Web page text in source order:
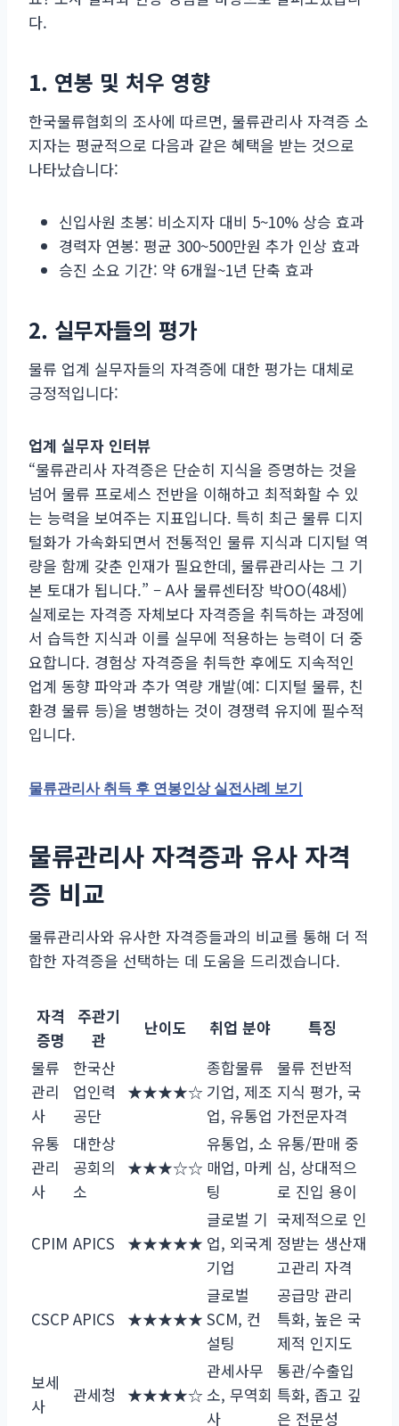
다.
1. 연봉 및 처우 영향
한국물류협회의 조사에 따르면, 물류관리사 자격증 소
지자는 평균적으로 다음과 같은 혜택을 받는 것으로
나타났습니다:
신입사원 초봉: 비소지자 대비 5~10% 상승 효과
경력자 연봉: 평균 300~500만원 추가 인상 효과
승진 소요 기간: 약 6개월~1년 단축 효과
2. 실무자들의 평가
물류 업계 실무자들의 자격증에 대한 평가는 대체로
긍정적입니다:
업계 실무자 인터뷰
“물류관리사 자격증은 단순히 지식을 증명하는 것을
넘어 물류 프로세스 전반을 이해하고 최적화할 수 있
는 능력을 보여주는 지표입니다. 특히 최근 물류 디지
털화가 가속화되면서 전통적인 물류 지식과 디지털 역
량을 함께 갖춘 인재가 필요한데, 물류관리사는 그 기
본 토대가 됩니다.” – A사 물류센터장 박OO(48세)
실제로는 자격증 자체보다 자격증을 취득하는 과정에
서 습득한 지식과 이를 실무에 적용하는 능력이 더 중
요합니다. 경험상 자격증을 취득한 후에도 지속적인
업계 동향 파악과 추가 역량 개발(예: 디지털 물류, 친
환경 물류 등)을 병행하는 것이 경쟁력 유지에 필수적
입니다.
물류관리사 취득 후 연봉인상 실전사례 보기
물류관리사 자격증과 유사 자격
증 비교
물류관리사와 유사한 자격증들과의 비교를 통해 더 적
합한 자격증을 선택하는 데 도움을 드리겠습니다.
자격
증명
주관기
관
난이도 취업 분야
특징
물류
관리
사
한국산
업인력
공단
★★★★☆
종합물류
기업, 제조
업, 유통업
물류 전반적
지식 평가, 국
가전문자격
유통
관리
사
대한상
공회의
소
★★★☆☆
유통업, 소
매업, 마케
팅
유통/판매 중
심, 상대적으
로 진입 용이
CPIM APICS ★★★★★
글로벌 기
업, 외국계
기업
국제적으로 인
정받는 생산재
고관리 자격
CSCP APICS ★★★★★
글로벌
SCM, 컨
설팅
공급망 관리
특화, 높은 국
제적 인지도
보세
사
관세청 ★★★★☆
관세사무
소, 무역회
사
통관/수출입
특화, 좁고 깊
은 전문성